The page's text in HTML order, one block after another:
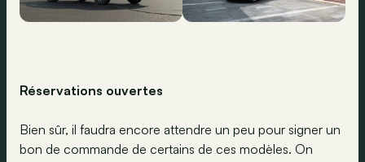
Réservations ouvertes
Bien sûr, il faudra encore attendre un peu pour signer un
bon de commande de certains de ces modèles. On